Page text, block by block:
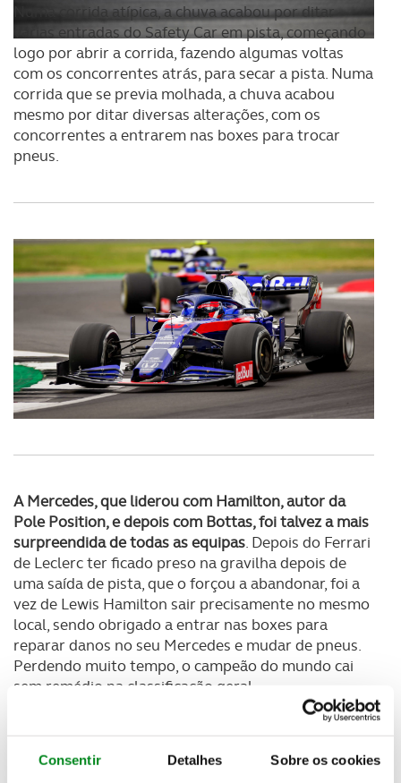
Consentir Detalhes Sobre os cookies
Numa corrida atípica, a chuva acabou por ditar
várias entradas do Safety Car em pista, começando
logo por abrir a corrida, fazendo algumas voltas
com os concorrentes atrás, para secar a pista. Numa
corrida que se previa molhada, a chuva acabou
mesmo por ditar diversas alterações, com os
concorrentes a entrarem nas boxes para trocar
pneus.
A Mercedes, que liderou com Hamilton, autor da
Pole Position, e depois com Bottas, foi talvez a mais
surpreendida de todas as equipas. Depois do Ferrari
de Leclerc ter ficado preso na gravilha depois de
uma saída de pista, que o forçou a abandonar, foi a
vez de Lewis Hamilton sair precisamente no mesmo
local, sendo obrigado a entrar nas boxes para
reparar danos no seu Mercedes e mudar de pneus.
Perdendo muito tempo, o campeão do mundo cai
sem remédio na classificação geral.